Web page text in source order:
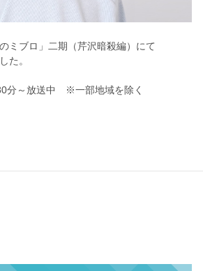
ミブロ」二期（芹沢暗殺編）にて
た。
分～放送中 ※一部地域を除く